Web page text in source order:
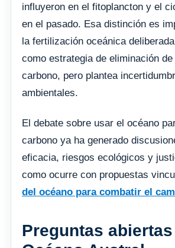
influyeron en el fitoplancton y el
en el pasado. Esa distinción es
la fertilización oceánica
como estrategia de eliminación
carbono, pero plantea
ambientales.
El debate sobre usar el océano
carbono ya ha generado
eficacia, riesgos ecológicos y
como ocurre con propuestas
del océano para combatir el
Preguntas